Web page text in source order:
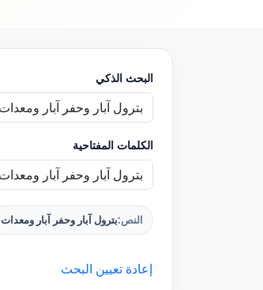
البحث الذكي
الكلمات المفتاحية
النص:بترول آبار وحفر آبار ومعدات
إعادة تعيين البحث